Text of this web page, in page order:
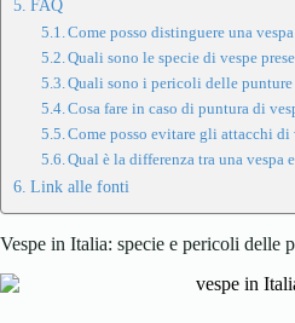
FAQ
Come posso distinguere una vespa
Quali sono le specie di vespe
Quali sono i pericoli delle punture
Cosa fare in caso di puntura di
Come posso evitare gli attacchi di
Qual è la differenza tra una vespa
Link alle fonti
Vespe in Italia: specie e pericoli delle